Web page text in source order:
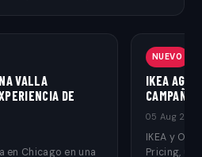
VALLA
DE
en Chicago en una
NUEVO
IKEA
CAMPAÑA
05 Aug
IKEA y
Pricing,